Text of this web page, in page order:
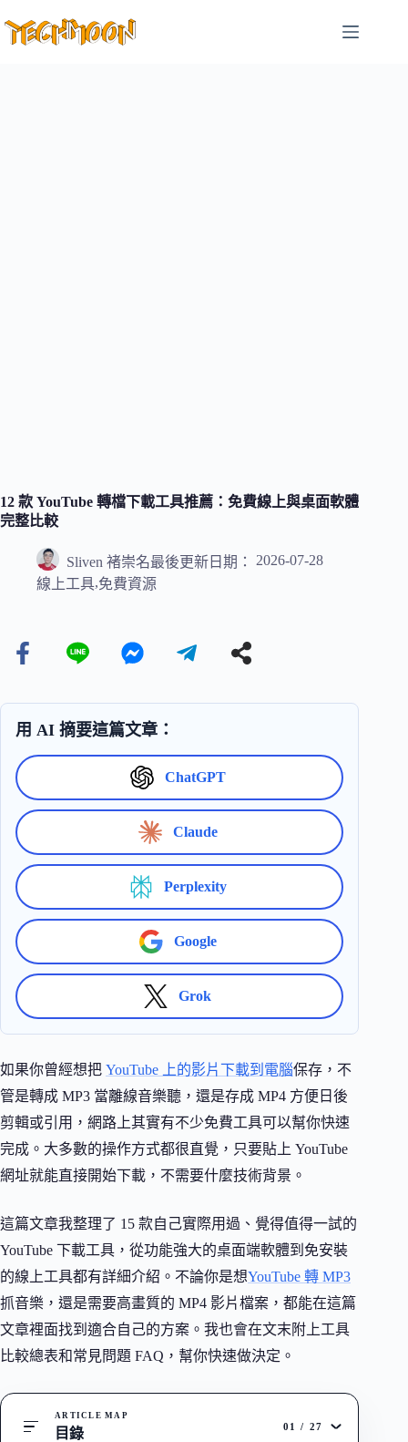
至
12 款 YouTube 轉檔下載工具推薦：免費線上與桌面軟體
完整比較
Sliven 褚崇名最後更新日期：
2026-07-28
線上工具,免費資源
用 AI 摘要這篇文章：
ChatGPT
Claude
Perplexity
Google
Grok
如果你曾經想把 YouTube 上的影片下載到電腦保存，不
管是轉成 MP3 當離線音樂聽，還是存成 MP4 方便日後
剪輯或引用，網路上其實有不少免費工具可以幫你快速
完成。大多數的操作方式都很直覺，只要貼上 YouTube
網址就能直接開始下載，不需要什麼技術背景。
這篇文章我整理了 15 款自己實際用過、覺得值得一試的
YouTube 下載工具，從功能強大的桌面端軟體到免安裝
的線上工具都有詳細介紹。不論你是想YouTube 轉 MP3
抓音樂，還是需要高畫質的 MP4 影片檔案，都能在這篇
文章裡面找到適合自己的方案。我也會在文末附上工具
比較總表和常見問題 FAQ，幫你快速做決定。
ARTICLE MAP
目錄 01 / 27